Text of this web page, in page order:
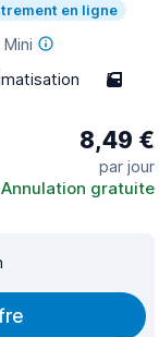
en ligne
5
8,49 €
par jour
Annulation gratuite